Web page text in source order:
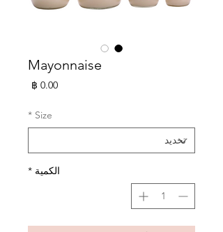
Mayonnaise
Size
*
الكمية *